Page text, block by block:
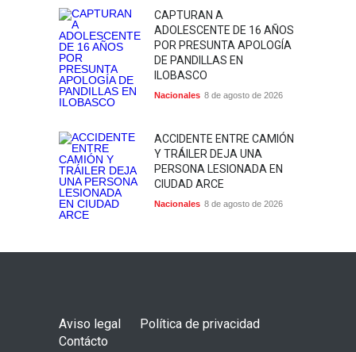
CAPTURAN A
ADOLESCENTE DE 16 AÑOS
POR PRESUNTA APOLOGÍA
DE PANDILLAS EN
ILOBASCO
Nacionales 8 de agosto de 2026
ACCIDENTE ENTRE CAMIÓN
Y TRÁILER DEJA UNA
PERSONA LESIONADA EN
CIUDAD ARCE
Nacionales 8 de agosto de 2026
Aviso legal
Política de privacidad
Contácto